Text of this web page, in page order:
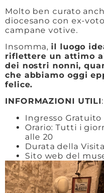
Molto ben curato
diocesano con ex-
campane votive.
Insomma, il luogo
riflettere un attimo
dei nostri nonni,
che abbiamo oggi
felice.
INFORMAZIONI UTILI:
Ingresso Gratuito
Orario: Tutti i
alle 20
Durata della
Sito web del